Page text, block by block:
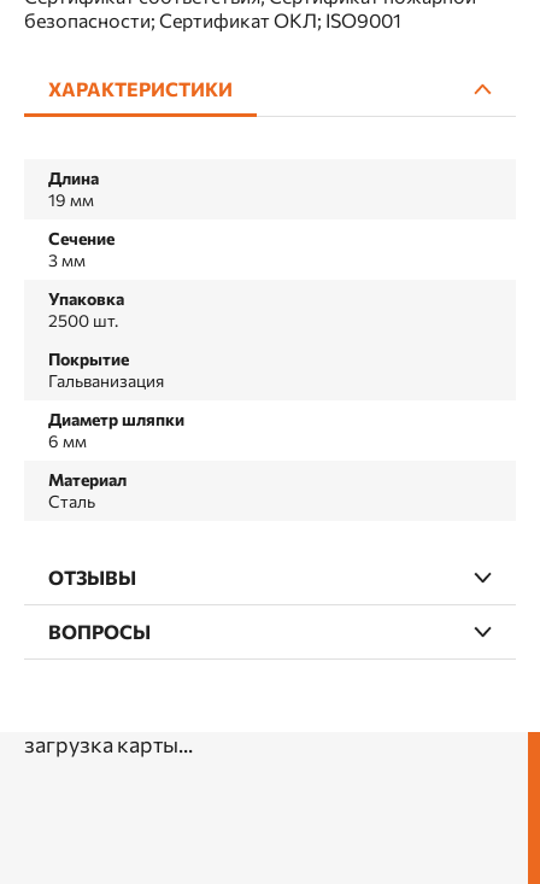
безопасности; Сертификат ОКЛ; ISO9001
ХАРАКТЕРИСТИКИ
Длина
19 мм
Сечение
3 мм
Упаковка
2500 шт.
Покрытие
Гальванизация
Диаметр шляпки
6 мм
Материал
Сталь
ОТЗЫВЫ
ВОПРОСЫ
загрузка карты...